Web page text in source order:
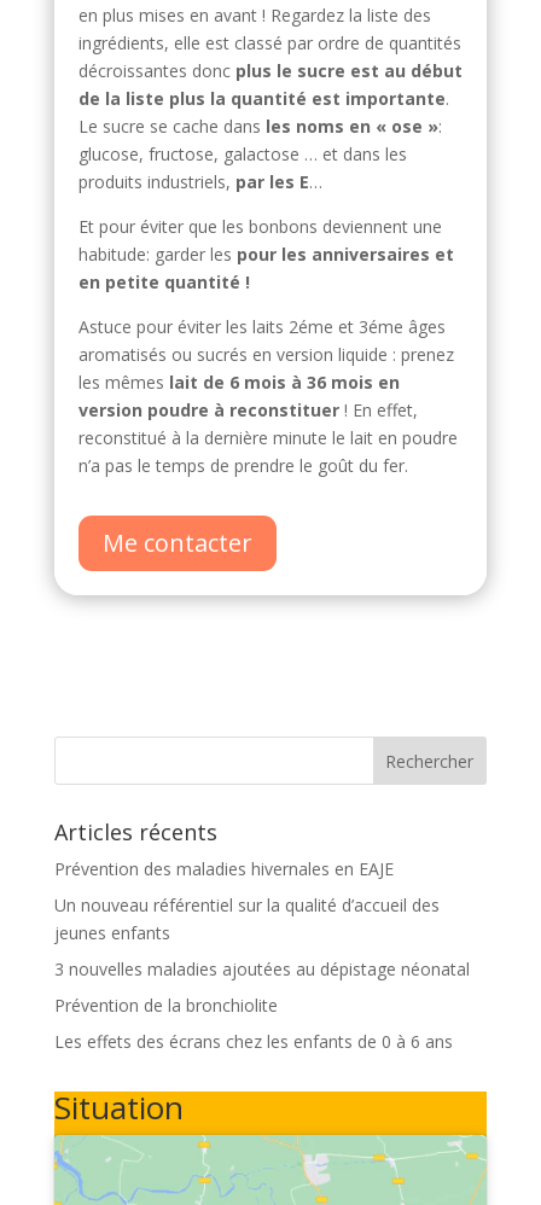
en plus mises en avant ! Regardez la liste des
ingrédients, elle est classé par ordre de quantités
décroissantes donc plus le sucre est au début
de la liste plus la quantité est importante.
Le sucre se cache dans les noms en « ose »:
glucose, fructose, galactose … et dans les
produits industriels, par les E…
Et pour éviter que les bonbons deviennent une
habitude: garder les pour les anniversaires et
en petite quantité !
Astuce pour éviter les laits 2éme et 3éme âges
aromatisés ou sucrés en version liquide : prenez
les mêmes lait de 6 mois à 36 mois en
version poudre à reconstituer! En effet,
reconstitué à la dernière minute le lait en poudre
n’a pas le temps de prendre le goût du fer.
Me contacter
Articles récents
Prévention des maladies hivernales en EAJE
Un nouveau référentiel sur la qualité d’accueil des
jeunes enfants
3 nouvelles maladies ajoutées au dépistage néonatal
Prévention de la bronchiolite
Les effets des écrans chez les enfants de 0 à 6 ans
Situation